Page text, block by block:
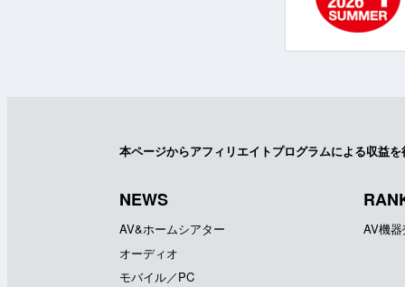
本ページからアフィリエイトプログラムによる収益
NEWS
AV&ホームシアター
オーディオ
モバイル／PC
AV機